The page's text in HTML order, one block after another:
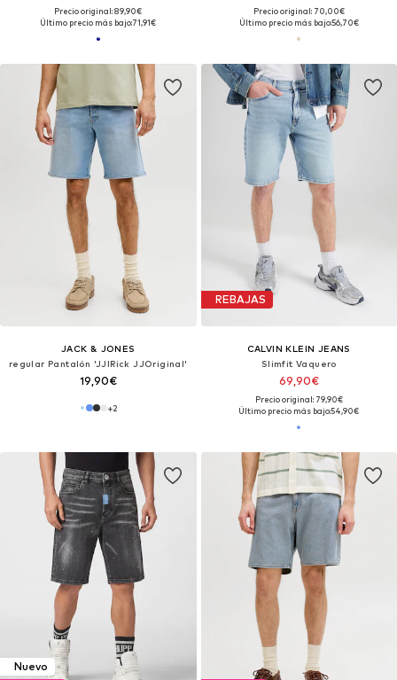
Precio original: 89,90€
Último precio más bajo:71,91€
Precio original: 70,00€
Último precio más bajo:56,70€
JACK & JONES
regular Pantalón 'JJIRick JJOriginal'
19,90€
+2
REBAJAS
CALVIN KLEIN JEANS
Slimfit Vaquero
69,90€
Precio original: 79,90€
Último precio más bajo:54,90€
Nuevo